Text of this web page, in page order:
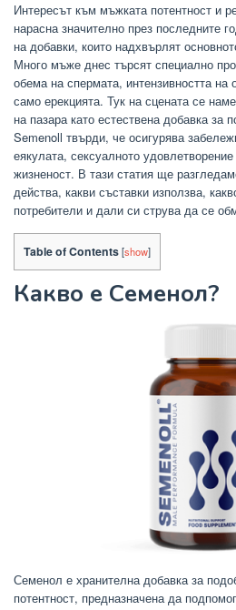
Интересът към мъжката потентност и
нарасна значително през последните
на добавки, които надхвърлят
Много мъже днес търсят специално
обема на спермата, интензивността на
само ерекцията. Тук на сцената се
на пазара като естествена добавка за
Semenoll твърди, че осигурява
еякулата, сексуалното
жизненост. В тази статия ще
действа, какви съставки използва,
потребители и дали си струва да се
Table of Contents[show]
Какво е Семенол?
Семенол е хранителна добавка за
потентност, предназначена да